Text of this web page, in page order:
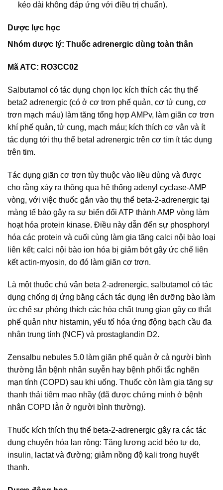
kéo dài không đáp ứng với điều trị chuẩn).
Dược lực học
Nhóm dược lý: Thuốc adrenergic dùng toàn thân
Mã ATC: RO3CC02
Salbutamol có tác dụng chọn lọc kích thích các thụ thể
beta2 adrenergic (có ở cơ trơn phế quản, cơ tử cung, cơ
trơn mạch máu) làm tăng tổng hợp AMPv, làm giãn cơ trơn
khí phế quản, tử cung, mạch máu; kích thích cơ vân và ít
tác dụng tới thụ thể betal adrenergic trên cơ tim ít tác dụng
trên tim.
Tác dụng giãn cơ trơn tùy thuộc vào liều dùng và được
cho rằng xảy ra thông qua hệ thống adenyl cyclase-AMP
vòng, với việc thuốc gắn vào thụ thể beta-2-adrenergic tại
màng tế bào gây ra sự biến đổi ATP thành AMP vòng làm
hoạt hóa protein kinase. Điều này dẫn đến sự phosphoryl
hóa các protein và cuối cùng làm gia tăng calci nội bào loại
liên kết; calci nội bào ion hóa bị giảm bớt gây ức chế liên
kết actin-myosin, do đó làm giãn cơ trơn.
Là một thuốc chủ vận beta 2-adrenergic, salbutamol có tác
dụng chống dị ứng bằng cách tác dụng lên dưỡng bào làm
ức chế sự phóng thích các hóa chất trung gian gây co thắt
phế quản như histamin, yếu tố hóa ứng động bạch cầu đa
nhân trung tính (NCF) và prostaglandin D2.
Zensalbu nebules 5.0 làm giãn phế quản ở cả người bình
thường lẫn bệnh nhân suyễn hay bệnh phổi tắc nghẽn
mạn tính (COPD) sau khi uống. Thuốc còn làm gia tăng sự
thanh thải tiêm mao nhầy (đã được chứng minh ở bệnh
nhân COPD lẫn ở người bình thường).
Thuốc kích thích thụ thể beta-2-adrenergic gây ra các tác
dụng chuyển hóa lan rộng: Tăng lượng acid béo tự do,
insulin, lactat và đường; giảm nồng độ kali trong huyết
thanh.